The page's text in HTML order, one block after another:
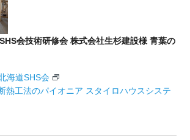
会技術研修会 株式会社生杉建設様 青葉の
海道SHS会
熱工法のパイオニア スタイロハウスシステ